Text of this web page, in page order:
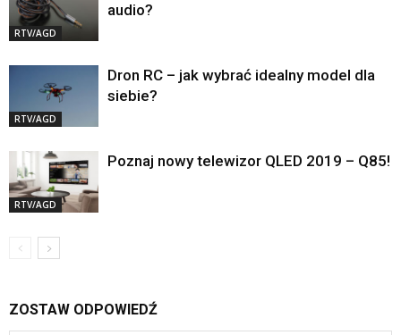
RTV/AGD
audio?
RTV/AGD
Dron RC – jak wybrać idealny model dla
siebie?
RTV/AGD
Poznaj nowy telewizor QLED 2019 – Q85!
ZOSTAW ODPOWIEDŹ